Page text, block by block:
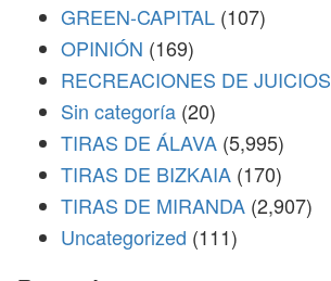
GREEN-CAPITAL (107)
OPINIÓN (169)
RECREACIONES DE JUICIOS
Sin categoría (20)
TIRAS DE ÁLAVA (5,995)
TIRAS DE BIZKAIA (170)
TIRAS DE MIRANDA (2,907)
Uncategorized (111)